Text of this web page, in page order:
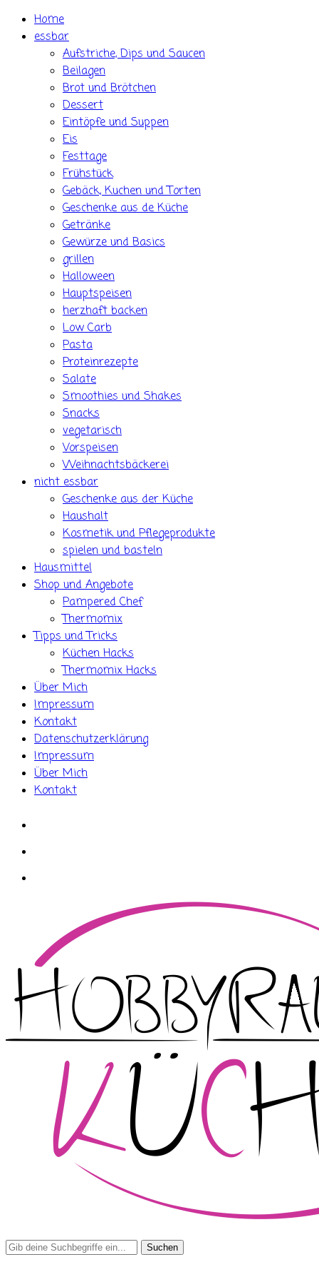
Skip Home
essbar
Aufstriche, Dips und Saucen
Beilagen
Brot und Brötchen
Dessert
Eintöpfe und Suppen
Eis
Festtage
Frühstück
Gebäck, Kuchen und Torten
Geschenke aus de Küche
Getränke
Gewürze und Basics
grillen
Halloween
Hauptspeisen
herzhaft backen
Low Carb
Pasta
Proteinrezepte
Salate
Smoothies und Shakes
Snacks
vegetarisch
Vorspeisen
Weihnachtsbäckerei
nicht essbar
Geschenke aus der Küche
Haushalt
Kosmetik und Pflegeprodukte
spielen und basteln
Hausmittel
Shop und Angebote
Pampered Chef
Thermomix
Tipps und Tricks
Küchen Hacks
Thermomix Hacks
Über Mich
Impressum
Kontakt
Datenschutzerklärung
Impressum
Über Mich
Kontakt
Search